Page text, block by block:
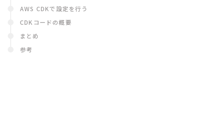
AWS CDKで設定を行う
CDKコードの概要
まとめ
参考